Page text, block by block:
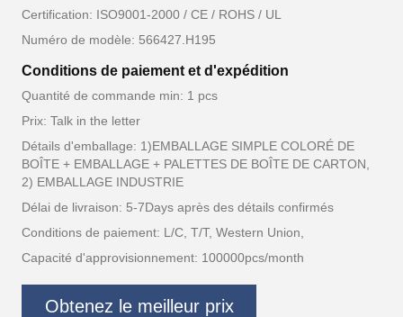
Certification: ISO9001-2000 / CE / ROHS / UL
Numéro de modèle: 566427.H195
Conditions de paiement et d'expédition
Quantité de commande min: 1 pcs
Prix: Talk in the letter
Détails d'emballage: 1)EMBALLAGE SIMPLE COLORÉ DE
BOÎTE + EMBALLAGE + PALETTES DE BOÎTE DE CARTON,
2) EMBALLAGE INDUSTRIE
Délai de livraison: 5-7Days après des détails confirmés
Conditions de paiement: L/C, T/T, Western Union,
Capacité d'approvisionnement: 100000pcs/month
Obtenez le meilleur prix